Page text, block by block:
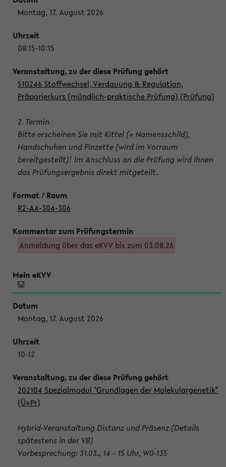
Montag, 17. August 2026
08:15-10:15
510246 Stoffwechsel, Verdauung & Regulation,
Präparierkurs (mündlich-praktische Prüfung) (Prüfung)
2. Termin
Bitte erscheinen Sie mit Kittel (+ Namensschild),
Handschuhen und Pinzette (wird im Vorraum
bereitgestellt)! Im Anschluss an die Prüfung wird Ihnen
das Prüfungsergebnis direkt mitgeteilt.
R2-A4-304-306
Anmeldung über das eKVV bis zum 03.08.26
Montag, 17. August 2026
10-12
202104 Spezialmodul "Grundlagen der Molekulargenetik"
(Ü+Pr)
Hybrid-Veranstaltung Distanz und Präsenz (Details
spätestens in der VB)
Vorbesprechung: 31.03., 14 - 15 Uhr, W0-135